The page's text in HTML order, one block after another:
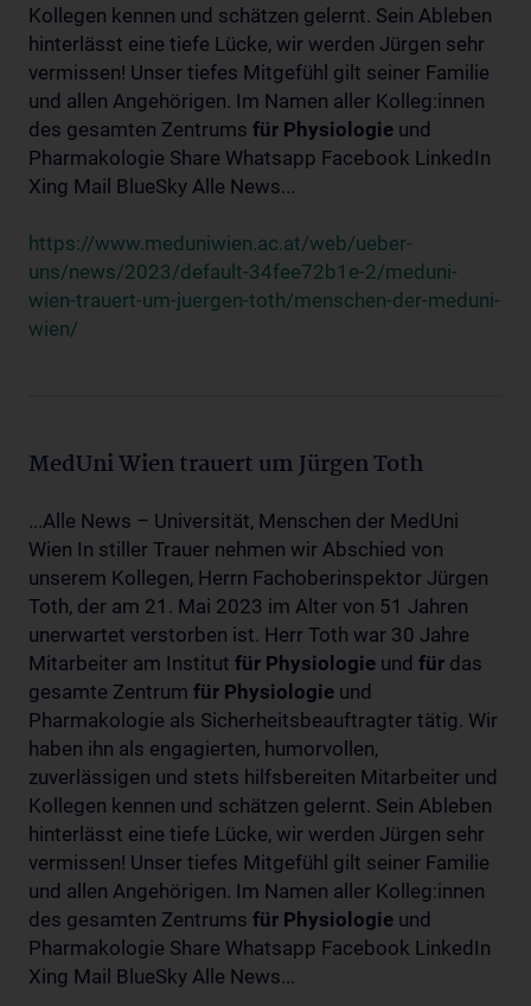
Kollegen kennen und schätzen gelernt. Sein Ableben
hinterlässt eine tiefe Lücke, wir werden Jürgen sehr
vermissen! Unser tiefes Mitgefühl gilt seiner Familie
und allen Angehörigen. Im Namen aller Kolleg:innen
des gesamten Zentrums für Physiologie und
Pharmakologie Share Whatsapp Facebook LinkedIn
Xing Mail BlueSky Alle News...
https://www.meduniwien.ac.at/web/ueber-
uns/news/2023/default-34fee72b1e-2/meduni-
wien-trauert-um-juergen-toth/menschen-der-meduni-
wien/
MedUni Wien trauert um Jürgen Toth
...Alle News – Universität, Menschen der MedUni
Wien In stiller Trauer nehmen wir Abschied von
unserem Kollegen, Herrn Fachoberinspektor Jürgen
Toth, der am 21. Mai 2023 im Alter von 51 Jahren
unerwartet verstorben ist. Herr Toth war 30 Jahre
Mitarbeiter am Institut für Physiologie und für das
gesamte Zentrum für Physiologie und
Pharmakologie als Sicherheitsbeauftragter tätig. Wir
haben ihn als engagierten, humorvollen,
zuverlässigen und stets hilfsbereiten Mitarbeiter und
Kollegen kennen und schätzen gelernt. Sein Ableben
hinterlässt eine tiefe Lücke, wir werden Jürgen sehr
vermissen! Unser tiefes Mitgefühl gilt seiner Familie
und allen Angehörigen. Im Namen aller Kolleg:innen
des gesamten Zentrums für Physiologie und
Pharmakologie Share Whatsapp Facebook LinkedIn
Xing Mail BlueSky Alle News...